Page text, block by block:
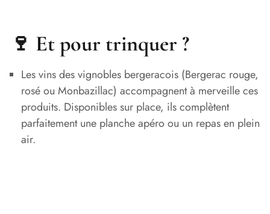
🍷 Et pour trinquer ?
Les vins des vignobles bergeracois (Bergerac rouge,
rosé ou Monbazillac) accompagnent à merveille ces
produits. Disponibles sur place, ils complètent
parfaitement une planche apéro ou un repas en plein
air.